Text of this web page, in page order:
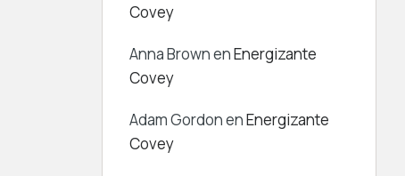
Covey
Anna BrownenEnergizante
Covey
Adam GordonenEnergizante
Covey